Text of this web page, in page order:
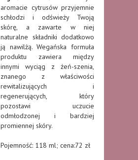
aromacie cytrusów przyjemnie
schłodzi i odświeży Twoją
skórę, a zawarte w niej
naturalne składniki dodatkowo
ją nawilżą. Wegańska formuła
produktu zawiera między
innymi wyciąg z żeń-szenia,
znanego z właściwości
rewitalizujących i
regenerujących, który
pozostawi uczucie
odmłodzonej i bardziej
promiennej skóry.
Pojemność: 118 ml; cena:72 zł